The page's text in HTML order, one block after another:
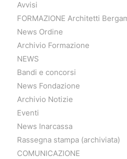
Avvisi
FORMAZIONE Architetti
News Ordine
Archivio Formazione
NEWS
Bandi e concorsi
News Fondazione
Archivio Notizie
Eventi
News Inarcassa
Rassegna stampa (archiviata)
COMUNICAZIONE